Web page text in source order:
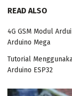
READ ALSO
4G GSM Modul
Arduino Mega
Tutorial
Arduino ESP32